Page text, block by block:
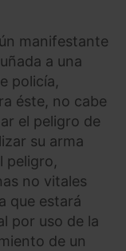
manifestante
a una
policía,
éste, no cabe
el peligro de
su arma
peligro,
no vitales
que estará
por uso de la
de un